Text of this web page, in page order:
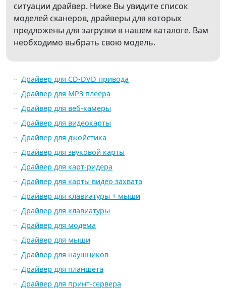
ситуации драйвер. Ниже Вы увидите список
моделей сканеров, драйверы для которых
предложены для загрузки в нашем каталоге. Вам
необходимо выбрать свою модель.
Драйвер для CD-DVD привода
Драйвер для MP3 плеера
Драйвер для веб-камеры
Драйвер для видеокарты
Драйвер для джойстика
Драйвер для звуковой карты
Драйвер для карт-ридера
Драйвер для карты видео захвата
Драйвер для клавиатуры + мыши
Драйвер для клавиатуры
Драйвер для модема
Драйвер для мыши
Драйвер для наушников
Драйвер для планшета
Драйвер для принт-сервера